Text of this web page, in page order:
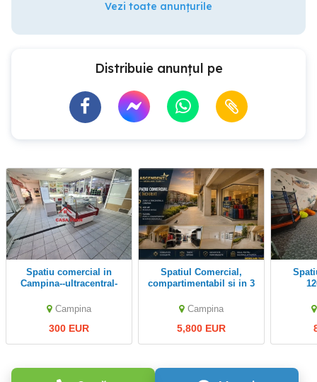
Vezi toate anunțurile
Distribuie anunțul pe
Spatiu comercial in
Campina--ultracentral-
Campina
300 EUR
Spatiul Comercial,
compartimentabil si in 3
Central, Campina
Campina
5,800 EUR
Spatiu in Campina